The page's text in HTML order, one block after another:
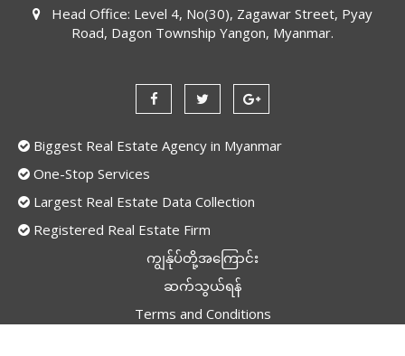
Head Office: Level 4, No(30), Zagawar Street, Pyay
Road, Dagon Township Yangon, Myanmar.
Biggest Real Estate Agency in Myanmar
One-Stop Services
Largest Real Estate Data Collection
Registered Real Estate Firm
ကျွန်ုပ်တို့အကြောင်း
ဆက်သွယ်ရန်
Terms and Conditions